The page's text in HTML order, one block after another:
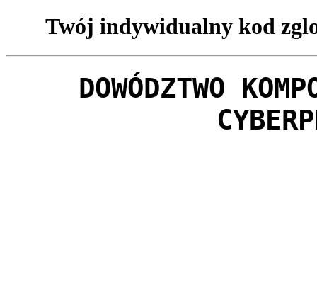
Twój indywidualny kod
DOWÓDZTWO